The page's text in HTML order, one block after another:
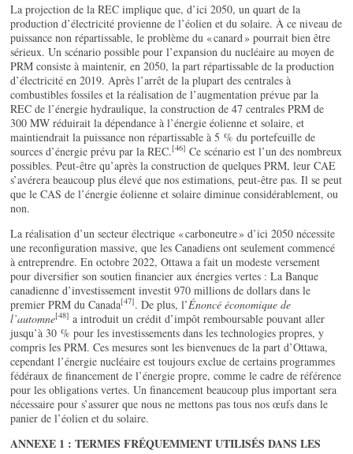
La projection de la REC implique que, d’ici 2050, un quart de la
production d’électricité provienne de l’éolien et du solaire. À ce niveau de
puissance non répartissable, le problème du « canard » pourrait bien être
sérieux. Un scénario possible pour l’expansion du nucléaire au moyen de
PRM consiste à maintenir, en 2050, la part répartissable de la production
d’électricité en 2019. Après l’arrêt de la plupart des centrales à
combustibles fossiles et la réalisation de l’augmentation prévue par la
REC de l’énergie hydraulique, la construction de 47 centrales PRM de
300 MW réduirait la dépendance à l’énergie éolienne et solaire, et
maintiendrait la puissance non répartissable à 5 % du portefeuille de
sources d’énergie prévu par la REC.[46] Ce scénario est l’un des nombreux
possibles. Peut-être qu’après la construction de quelques PRM, leur CAE
s’avérera beaucoup plus élevé que nos estimations, peut-être pas. Il se peut
que le CAS de l’énergie éolienne et solaire diminue considérablement, ou
non.
La réalisation d’un secteur électrique « carboneutre » d’ici 2050 nécessite
une reconfiguration massive, que les Canadiens ont seulement commencé
à entreprendre. En octobre 2022, Ottawa a fait un modeste versement
pour diversifier son soutien financier aux énergies vertes : La Banque
canadienne d’investissement investit 970 millions de dollars dans le
premier PRM du Canada[47]. De plus, l’Énoncé économique de
l’automne[48] a introduit un crédit d’impôt remboursable pouvant aller
jusqu’à 30 % pour les investissements dans les technologies propres, y
compris les PRM. Ces mesures sont les bienvenues de la part d’Ottawa,
cependant l’énergie nucléaire est toujours exclue de certains programmes
fédéraux de financement de l’énergie propre, comme le cadre de référence
pour les obligations vertes. Un financement beaucoup plus important sera
nécessaire pour s’assurer que nous ne mettons pas tous nos œufs dans le
panier de l’éolien et du solaire.
ANNEXE 1 : TERMES FRÉQUEMMENT UTILISÉS DANS LES